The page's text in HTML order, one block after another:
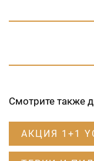
Смотрите также
АКЦИЯ 1+1